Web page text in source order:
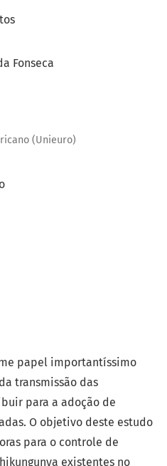
Fonseca
(Unieuro)
papel importantíssimo
transmissão das
para a adoção de
O objetivo deste estudo
para o controle de
existentes no